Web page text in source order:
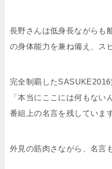
長野さんは低身長ながらも
の身体能力を兼ね備え、ス
完全制覇した
「本当にここには何もな
番組上の名言を残していま
外見の筋肉さながら、名言